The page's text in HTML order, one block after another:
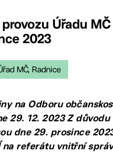
Úřadu
2023
MČ, Radnice
na Odboru
29. 12. 2023 Z
dne 29. prosince
na referátu vnitřní